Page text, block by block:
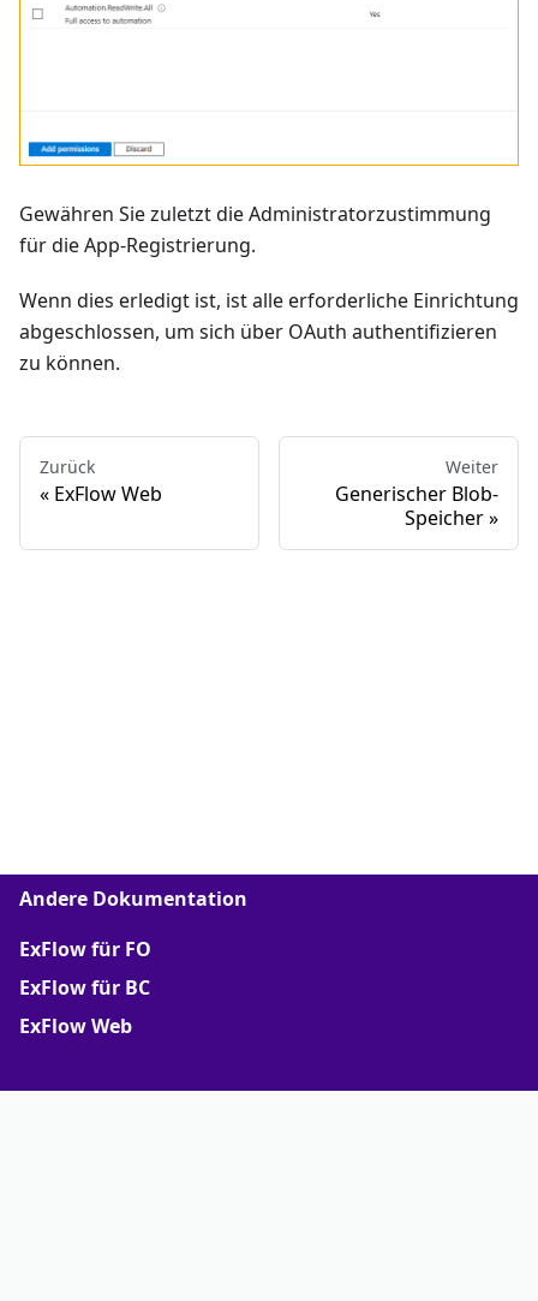
Gewähren Sie zuletzt die Administratorzustimmung
für die App-Registrierung.
Wenn dies erledigt ist, ist alle erforderliche Einrichtung
abgeschlossen, um sich über OAuth authentifizieren
zu können.
Zurück
ExFlow Web
Weiter
Generischer Blob-
Speicher
Andere Dokumentation
ExFlow für FO
ExFlow für BC
ExFlow Web